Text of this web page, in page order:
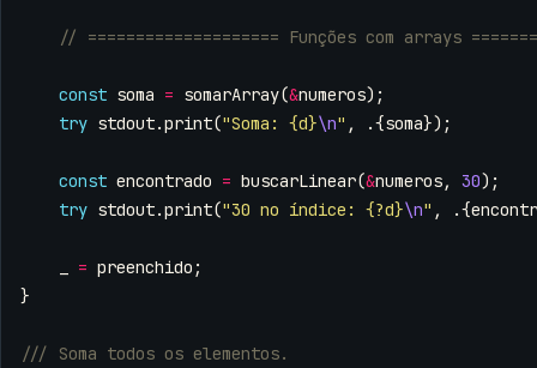
const soma = somarArray(&numeros);
try stdout.print("Soma: {d}\n" , .{soma});
const encontrado = buscarLinear(&numeros, 30);
try stdout.print("30 no índice: {?d}\n" , .{
= preenchido ;
}